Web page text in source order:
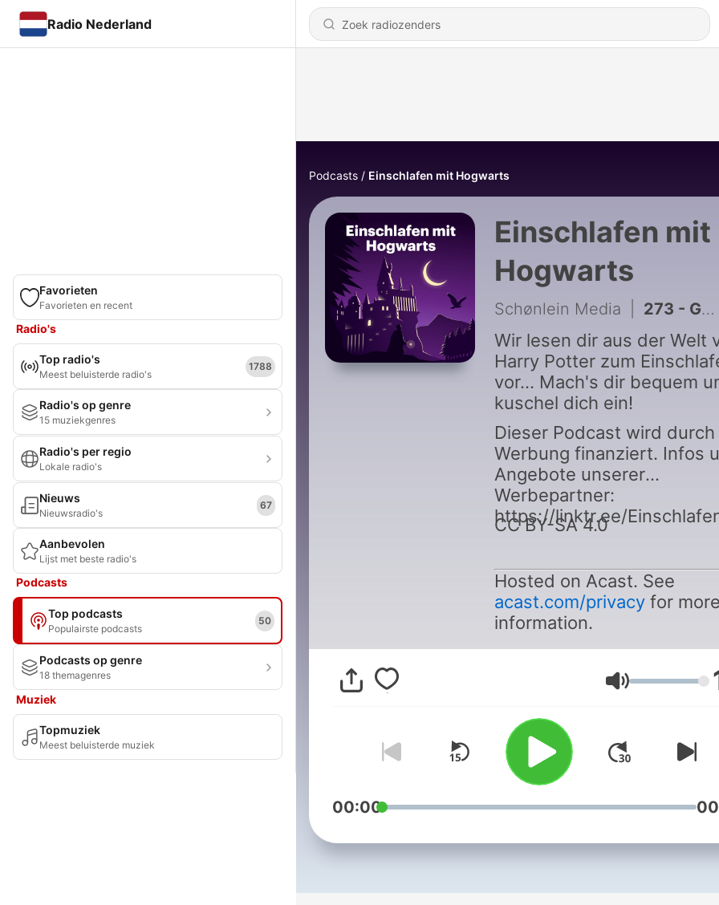
Radio Nederland
Favorieten
Favorieten en recent
Radio's
Top radio's
Meest beluisterde radio's
1788
Radio's op genre
15 muziekgenres
Radio's per regio
Lokale radio's
Nieuws
Nieuwsradio's
67
Aanbevolen
Lijst met beste radio's
Podcasts
Top podcasts
Populairste podcasts
50
Podcasts op genre
18 themagenres
Muziek
Topmuziek
Meest beluisterde muziek
Podcasts Einschlafen mit Hogwarts
Einschlafen mit
Hogwarts
Schønlein Media 273 - Gellert Grindelwald (Teil 1: Leben des Gellert Grindelwald)
Wir lesen dir aus der Welt
Harry Potter zum
vor... Mach's dir bequem
kuschel dich ein!
Dieser Podcast wird durch
Werbung finanziert. Infos
Angebote unserer
Werbepartner:
https://linktr.ee/
CC BY-SA 4.0
Hosted on Acast. See
acast.com/privacyfor
information.
Volume
00:00